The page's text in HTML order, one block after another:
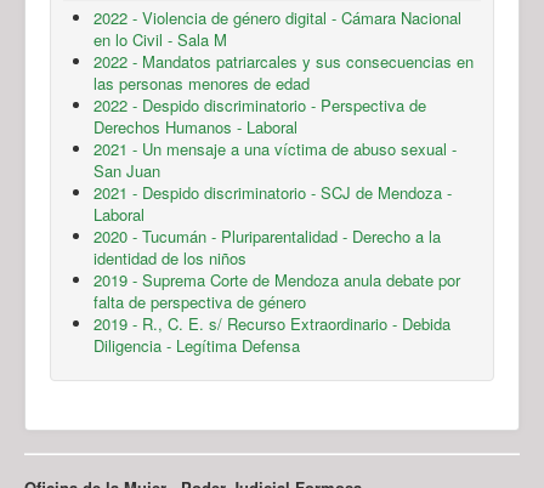
2022 - Violencia de género digital - Cámara Nacional
en lo Civil - Sala M
2022 - Mandatos patriarcales y sus consecuencias en
las personas menores de edad
2022 - Despido discriminatorio - Perspectiva de
Derechos Humanos - Laboral
2021 - Un mensaje a una víctima de abuso sexual -
San Juan
2021 - Despido discriminatorio - SCJ de Mendoza -
Laboral
2020 - Tucumán - Pluriparentalidad - Derecho a la
identidad de los niños
2019 - Suprema Corte de Mendoza anula debate por
falta de perspectiva de género
2019 - R., C. E. s/ Recurso Extraordinario - Debida
Diligencia - Legítima Defensa